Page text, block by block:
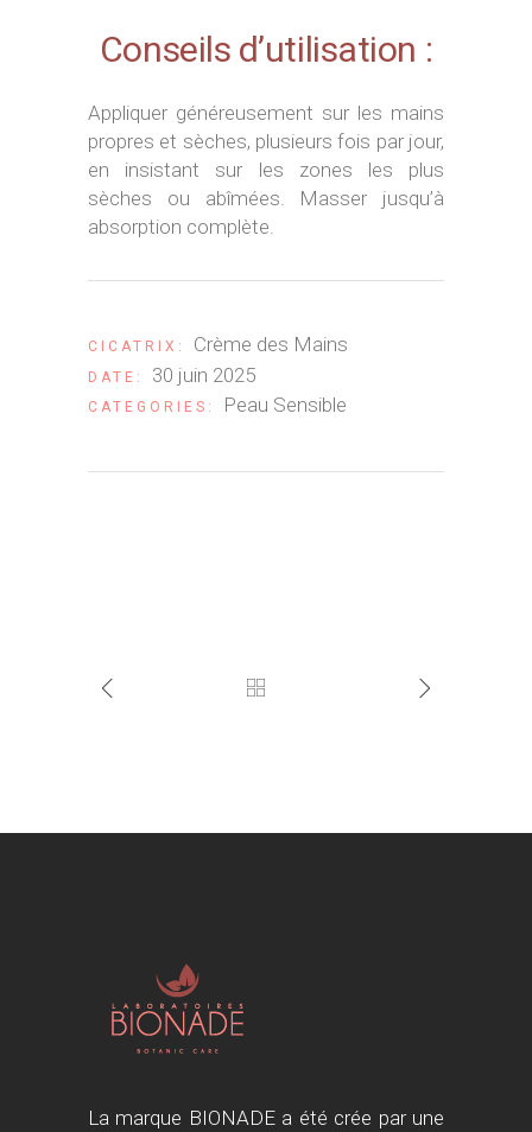
Conseils d’utilisation :
Appliquer généreusement sur les mains
propres et sèches, plusieurs fois par jour,
en insistant sur les zones les plus
sèches ou abîmées. Masser jusqu’à
absorption complète.
CICATRIX: Crème des Mains
DATE: 30 juin 2025
CATEGORIES: Peau Sensible
La marque BIONADE a été crée par une